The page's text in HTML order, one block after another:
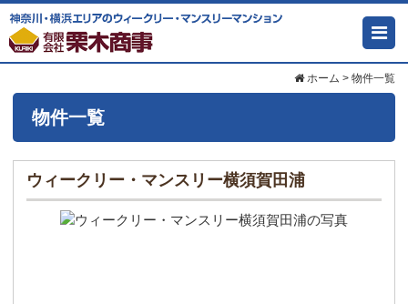
ホーム > 物件一覧
物件一覧
ウィークリー・マンスリー横須賀田浦